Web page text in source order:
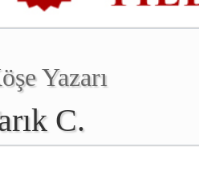
Yazarı
C.